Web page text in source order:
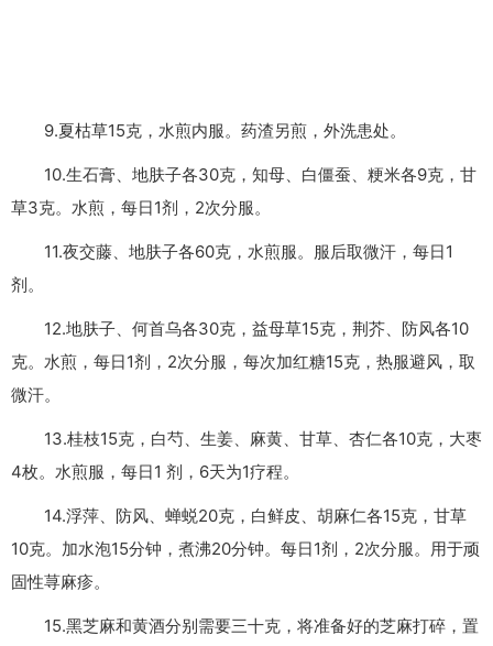
9.夏枯草15克，水煎内服。药渣另煎，外洗患处。
10.生石膏、地肤子各30克，知母、白僵蚕、粳米各9克，甘
草3克。水煎，每日1剂，2次分服。
11.夜交藤、地肤子各60克，水煎服。服后取微汗，每日1
剂。
12.地肤子、何首乌各30克，益母草15克，荆芥、防风各10
克。水煎，每日1剂，2次分服，每次加红糖15克，热服避风，取
微汗。
13.桂枝15克，白芍、生姜、麻黄、甘草、杏仁各10克，大枣
4枚。水煎服，每日1 剂，6天为1疗程。
14.浮萍、防风、蝉蜕20克，白鲜皮、胡麻仁各15克，甘草
10克。加水泡15分钟，煮沸20分钟。每日1剂，2次分服。用于顽
固性荨麻疹。
15.黑芝麻和黄酒分别需要三十克，将准备好的芝麻打碎，置